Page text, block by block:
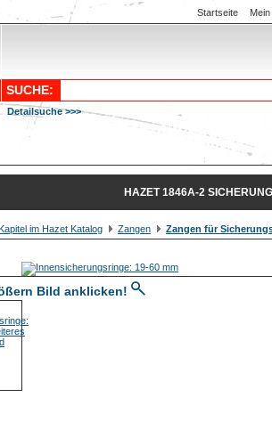
Startseite
SUCHE:
Detailsuche >>>
HAZET 1846A-2
im Hazet Katalog Zangen Zangen für
Bild anklicken!